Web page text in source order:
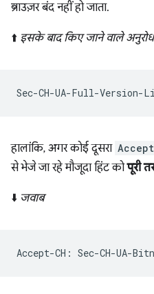
ब्राउज़र बंद नहीं हो जाता.
⬆️ इसके बाद किए जाने वाले अनुरोध
हालांकि, अगर कोई दूसरा
से भेजे जा रहे मौजूदा हिंट कोपूरी
⬇️ जवाब